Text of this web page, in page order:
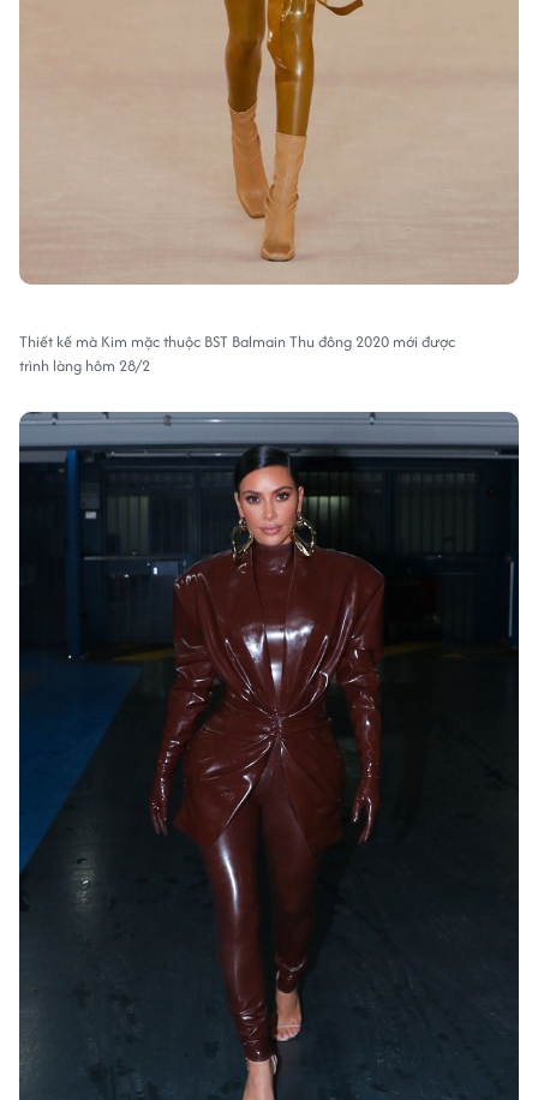
Thiết kế mà Kim mặc thuộc BST Balmain Thu đông 2020 mới được
trình làng hôm 28/2